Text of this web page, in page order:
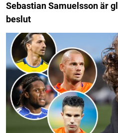
Sebastian Samuelsson är
beslut